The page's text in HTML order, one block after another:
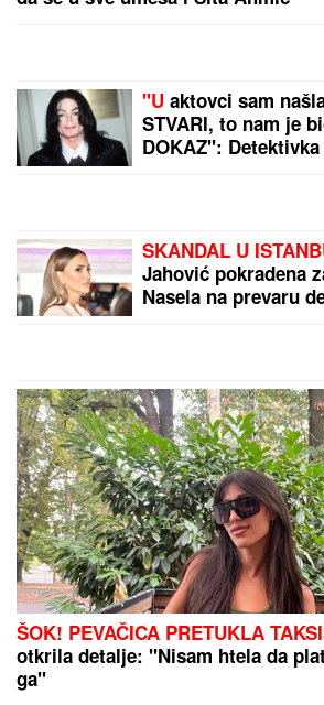
"U aktovci sam
STVARI, to nam je
DOKAZ":
VRATA"
SKANDAL U
Jahović pokradena
Nasela na prevaru
ŠOK! PEVAČICA PRETUKLA
otkrila detalje: "Nisam htela da
ga"